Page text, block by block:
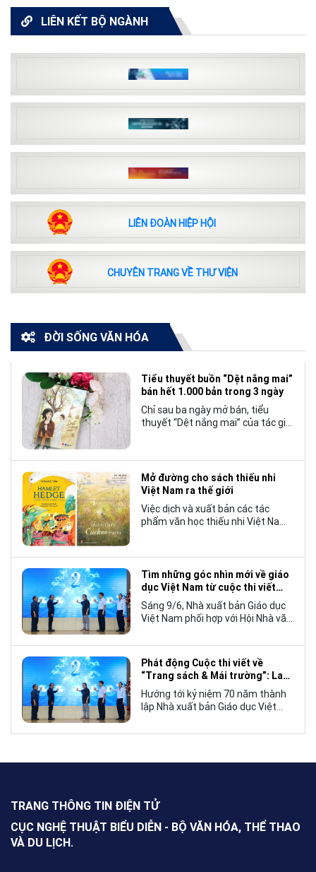
LIÊN KẾT BỘ NGÀNH
LIÊN ĐOÀN HIỆP HỘI
CHUYÊN TRANG VỀ THƯ VIỆN
ĐỜI SỐNG VĂN HÓA
Tiểu thuyết buồn “Dệt nắng mai”
bán hết 1.000 bản trong 3 ngày
Chỉ sau ba ngày mở bán, tiểu
thuyết “Dệt nắng mai” của tác giả
chương trẻ khi cán mốc 1.000 bản
tiêu thụ.
Mở đường cho sách thiếu nhi
Việt Nam ra thế giới
Việc dịch và xuất bản các tác
phẩm văn học thiếu nhi Việt Nam
tế, mà còn góp phần đưa những
câu chuyện mang đậm bản sắc
văn hóa Việt Nam bước ra thế giới.
Tìm những góc nhìn mới về giáo
dục Việt Nam từ cuộc thi viết
“Trang sách và Mái trường”
Sáng 9/6, Nhà xuất bản Giáo dục
Việt Nam phối hợp với Hội Nhà văn
cuộc thi viết về “Trang sách và
Mái trường”, hướng tới kỷ niệm 70
năm thành lập Nhà xuất bản Giáo
dục Việt Nam vào năm 2027.
Phát động Cuộc thi viết về
“Trang sách & Mái trường”: Lan
tỏa tình yêu học tập, tôn vinh
những giá trị bền vững của giáo
dục
Hướng tới kỷ niệm 70 năm thành
lập Nhà xuất bản Giáo dục Việt
NXBGDVN phối hợp với Hội Nhà
Nam trong và ngoài nước, không
giới hạn độ tuổi, nghề nghiệp hay
nơi cư trú.
TRANG THÔNG TIN ĐIỆN TỬ
CỤC NGHỆ THUẬT BIỂU DIỄN - BỘ VĂN HÓA, THỂ THAO
VÀ DU LỊCH.